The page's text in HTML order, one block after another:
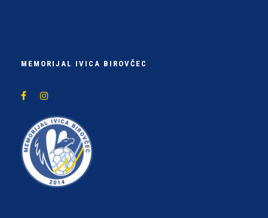
MEMORIJAL IVICA BIROVČEC